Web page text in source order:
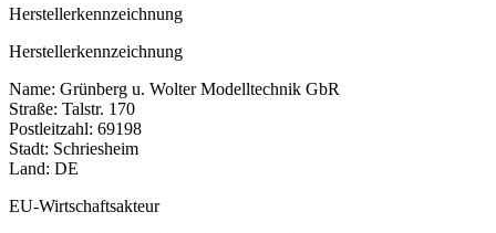
Herstellerkennzeichnung
Herstellerkennzeichnung
Name: Grünberg u. Wolter Modelltechnik GbR
Straße: Talstr. 170
Postleitzahl: 69198
Stadt: Schriesheim
Land: DE
EU-Wirtschaftsakteur